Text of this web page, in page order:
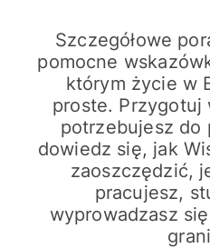
Szczegółowe
pomocne
którym życie w
proste. Przygotuj
potrzebujesz do
dowiedz się, jak
zaoszczędzić,
pracujesz,
wyprowadzasz